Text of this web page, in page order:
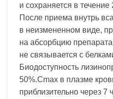
и сохраняется в
После приема внутрь
в неизмененном виде,
на абсорбцию
не связывается с
Биодоступность
50%.Cmax в плазме
приблизительно через 7